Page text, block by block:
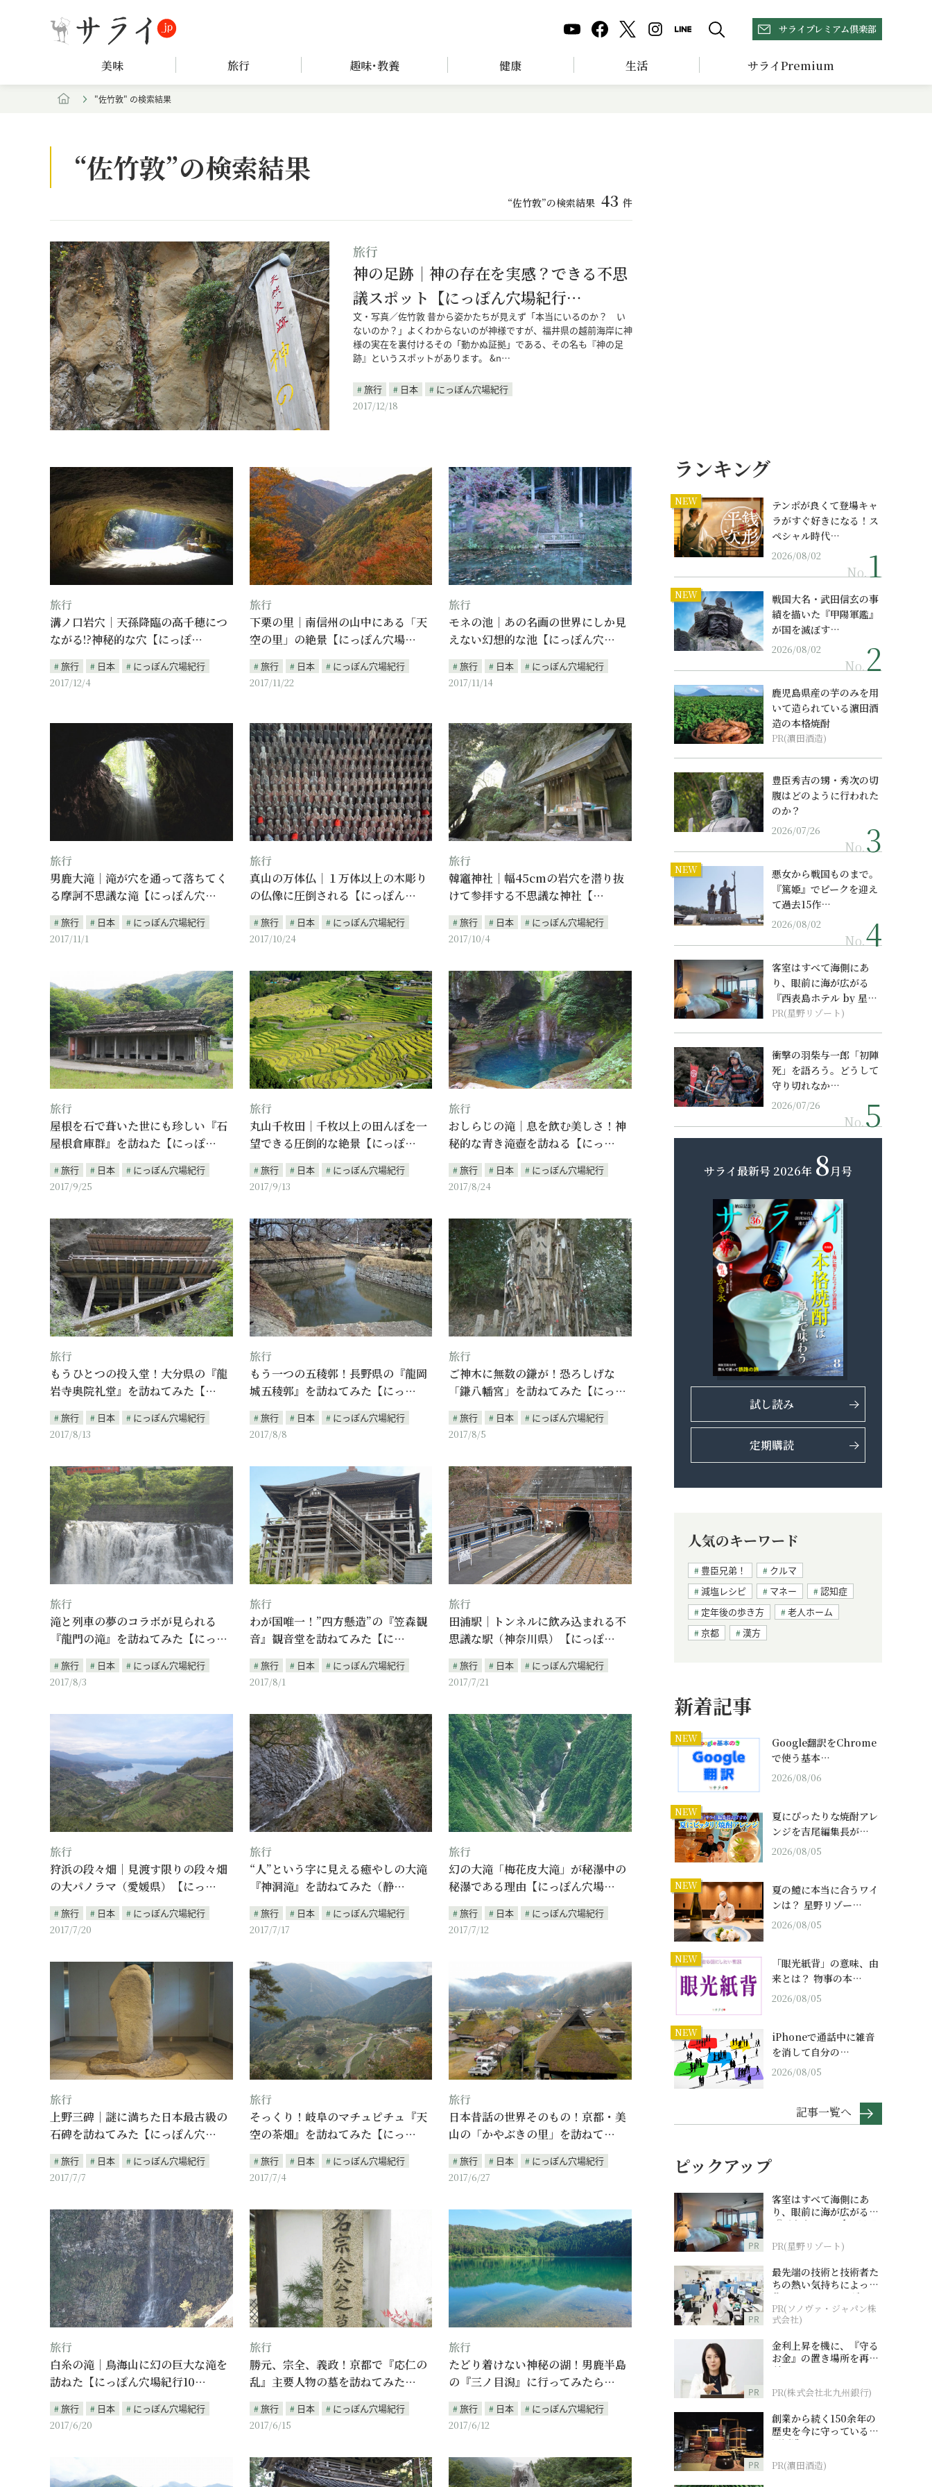
サライプレミアム倶楽部
美味 旅行 趣味･教養 健康 生活 サライPremium
"佐竹敦" の検索結果
“佐竹敦”の検索結果
“佐竹敦”の検索結果 43 件
旅行
神の足跡｜神の存在を実感？できる不思
議スポット【にっぽん穴場紀行…
文・写真／佐竹敦 昔から姿かたちが見えず「本当にいるのか？ い
ないのか？」よくわからないのが神様ですが、福井県の越前海岸に神
様の実在を裏付けるその「動かぬ証拠」である、その名も『神の足
跡』というスポットがあります。 &n…
旅行 日本
にっぽん穴場紀行
2017/12/18
旅行
溝ノ口岩穴｜天孫降臨の高千穂につ
ながる!?神秘的な穴【にっぽ…
旅行 日本
にっぽん穴場紀行
2017/12/4
旅行
下栗の里｜南信州の山中にある「天
空の里」の絶景【にっぽん穴場…
旅行 日本
にっぽん穴場紀行
2017/11/22
旅行
モネの池｜あの名画の世界にしか見
えない幻想的な池【にっぽん穴…
旅行 日本
にっぽん穴場紀行
2017/11/14
旅行
男鹿大滝｜滝が穴を通って落ちてく
る摩訶不思議な滝【にっぽん穴…
旅行 日本
にっぽん穴場紀行
2017/11/1
旅行
真山の万体仏｜１万体以上の木彫り
の仏像に圧倒される【にっぽん…
旅行 日本
にっぽん穴場紀行
2017/10/24
旅行
韓竈神社｜幅45cmの岩穴を潜り抜
けて参拝する不思議な神社【…
旅行 日本
にっぽん穴場紀行
2017/10/4
旅行
屋根を石で葺いた世にも珍しい『石
屋根倉庫群』を訪ねた【にっぽ…
旅行 日本
にっぽん穴場紀行
2017/9/25
旅行
丸山千枚田｜千枚以上の田んぼを一
望できる圧倒的な絶景【にっぽ…
旅行 日本
にっぽん穴場紀行
2017/9/13
旅行
おしらじの滝｜息を飲む美しさ！神
秘的な青き滝壺を訪ねる【にっ…
旅行 日本
にっぽん穴場紀行
2017/8/24
旅行
もうひとつの投入堂！大分県の『龍
岩寺奥院礼堂』を訪ねてみた【…
旅行 日本
にっぽん穴場紀行
2017/8/13
旅行
もう一つの五稜郭！長野県の『龍岡
城五稜郭』を訪ねてみた【にっ…
旅行 日本
にっぽん穴場紀行
2017/8/8
旅行
ご神木に無数の鎌が！恐ろしげな
「鎌八幡宮」を訪ねてみた【にっ…
旅行 日本
にっぽん穴場紀行
2017/8/5
旅行
滝と列車の夢のコラボが見られる
『龍門の滝』を訪ねてみた【にっ…
旅行 日本
にっぽん穴場紀行
2017/8/3
旅行
わが国唯一！”四方懸造”の『笠森観
音』観音堂を訪ねてみた【に…
旅行 日本
にっぽん穴場紀行
2017/8/1
旅行
田浦駅｜トンネルに飲み込まれる不
思議な駅（神奈川県）【にっぽ…
旅行 日本
にっぽん穴場紀行
2017/7/21
旅行
狩浜の段々畑｜見渡す限りの段々畑
の大パノラマ（愛媛県）【にっ…
旅行 日本
にっぽん穴場紀行
2017/7/20
旅行
“人”という字に見える癒やしの大滝
『神洞滝』を訪ねてみた（静…
旅行 日本
にっぽん穴場紀行
2017/7/17
旅行
幻の大滝「梅花皮大滝」が秘瀑中の
秘瀑である理由【にっぽん穴場…
旅行 日本
にっぽん穴場紀行
2017/7/12
旅行
上野三碑｜謎に満ちた日本最古級の
石碑を訪ねてみた【にっぽん穴…
旅行 日本
にっぽん穴場紀行
2017/7/7
旅行
そっくり！岐阜のマチュピチュ『天
空の茶畑』を訪ねてみた【にっ…
旅行 日本
にっぽん穴場紀行
2017/7/4
旅行
日本昔話の世界そのもの！京都・美
山の「かやぶきの里」を訪ねて…
旅行 日本
にっぽん穴場紀行
2017/6/27
旅行
白糸の滝｜鳥海山に幻の巨大な滝を
訪ねた【にっぽん穴場紀行10…
旅行 日本
にっぽん穴場紀行
2017/6/20
旅行
勝元、宗全、義政！京都で『応仁の
乱』主要人物の墓を訪ねてみた…
旅行 日本
にっぽん穴場紀行
2017/6/15
旅行
たどり着けない神秘の湖！男鹿半島
の『三ノ目潟』に行ってみたら…
旅行 日本
にっぽん穴場紀行
2017/6/12
ランキング
NEW
テンポが良くて登場キャ
ラがすぐ好きになる！ス
ペシャル時代…
2026/08/02
No.
NEW
戦国大名・武田信玄の事
績を描いた『甲陽軍鑑』
が国を滅ぼす…
2026/08/02
No.
鹿児島県産の芋のみを用
いて造られている濵田酒
造の本格焼酎
PR(濵田酒造)
豊臣秀吉の甥・秀次の切
腹はどのように行われた
のか？
2026/07/26
No.
NEW
悪女から戦国ものまで。
『篤姫』でピークを迎え
て過去15作…
2026/08/02
No.
客室はすべて海側にあ
り、眼前に海が広がる
『西表島ホテル by 星野
リゾート』
PR(星野リゾート)
衝撃の羽柴与一郎「初陣
死」を語ろう。どうして
守り切れなか…
2026/07/26
No.
サライ最新号 2026年 8月号
試し読み
定期購読
人気のキーワード
豊臣兄弟！
クルマ
減塩レシピ
マネー
認知症
定年後の歩き方
老人ホーム
京都
漢方
新着記事
NEW
Google翻訳をChrome
で使う基本…
2026/08/06
NEW
夏にぴったりな焼酎アレ
ンジを吉尾編集長が…
2026/08/05
NEW
夏の鱧に本当に合うワイ
ンは？ 星野リゾー…
2026/08/05
NEW
「眼光紙背」の意味、由
来とは？ 物事の本…
2026/08/05
NEW
iPhoneで通話中に雑音
を消して自分の…
2026/08/05
記事一覧へ
ピックアップ
PR
客室はすべて海側にあ
り、眼前に海が広がる
『西表島ホテル by 星野
PR(星野リゾート)
PR
最先端の技術と技術者た
ちの熱い気持ちによって
作られているオーダーメ
イド補聴器
PR(ソノヴァ・ジャパン株
式会社)
PR
金利上昇を機に、『守る
お金』の置き場所を再検
討
PR(株式会社北九州銀行)
PR
創業から続く150余年の
歴史を今に守っている濵
田酒造
PR(濵田酒造)